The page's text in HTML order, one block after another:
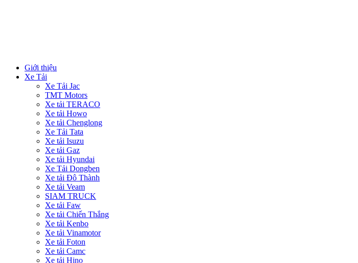
Giới thiệu
Xe Tải
Xe Tải Jac
TMT Motors
Xe tải TERACO
Xe tải Howo
Xe tải Chenglong
Xe Tải Tata
Xe tải Isuzu
Xe tải Gaz
Xe tải Hyundai
Xe Tải Dongben
Xe tải Đô Thành
Xe tải Veam
SIAM TRUCK
Xe tải Faw
Xe tải Chiến Thắng
Xe tải Kenbo
Xe tải Vinamotor
Xe tải Foton
Xe tải Camc
Xe tải Hino